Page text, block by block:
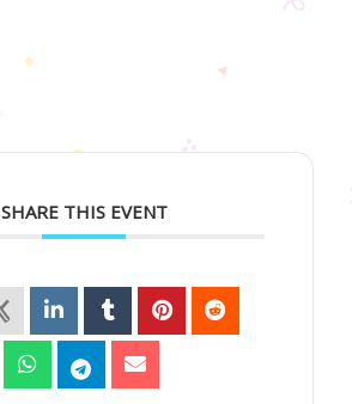
SHARE THIS EVENT